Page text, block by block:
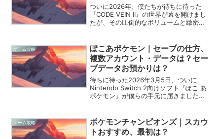
ついに2026年、僕たちが待ちに待った
『CODE VEIN II』の世界が幕を開けまし
たが、その圧倒的なボリュームと緻密な
ェイン2｜ストーリー■時を超えて紡がれ
る絶望と...
ゲーム攻略
ぽこあポケモン｜セーブの仕方、
複数アカウント・データは？セー
ブデータお預かりは？
待ちに待った2026年3月5日、ついに
Nintendo Switch 2向けソフト『ぽこ あ
ポケモン』が僕らの手元に届きました
線を画すスローライフ・サンドボックス
の世...
ゲーム攻略
ポケモンチャンピオンズ｜スカウ
トおすすめ、最初は？